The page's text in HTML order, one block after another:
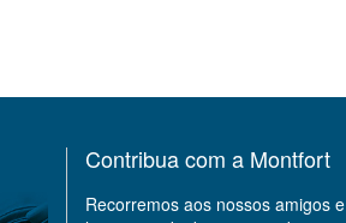
Contribua com a Montfort
Recorremos aos nossos amigos e